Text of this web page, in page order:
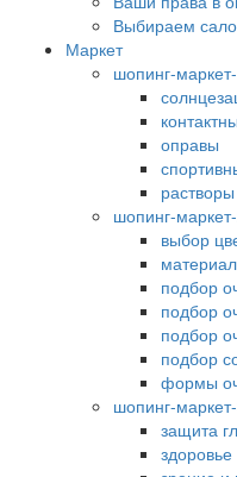
Выбираем
Маркет
шопинг-
оправы
шопинг-
выбор
подбор
подбор
подбор
подбор
формы
шопинг-
защита
здоровье